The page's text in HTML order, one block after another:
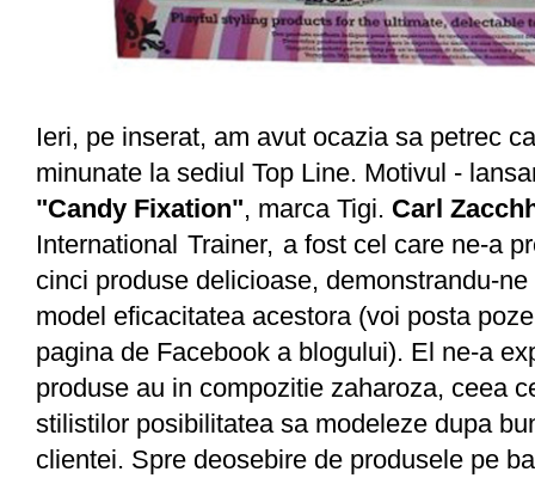
Ieri, pe inserat, am avut ocazia sa petrec
minunate la sediul Top Line. Motivul -
"Candy Fixation", marca Tigi. Carl
International Trainer, a fost cel care ne-a
cinci produse delicioase, demonstrandu-
model eficacitatea acestora (voi posta
pagina de Facebook a blogului). El ne-a
produse au in compozitie zaharoza, ceea
stilistilor posibilitatea sa modeleze dupa
clientei. Spre deosebire de produsele pe